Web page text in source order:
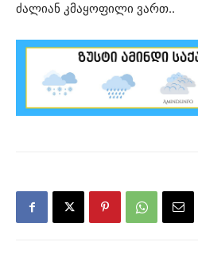
ძალიან კმაყოფილი ვართ..